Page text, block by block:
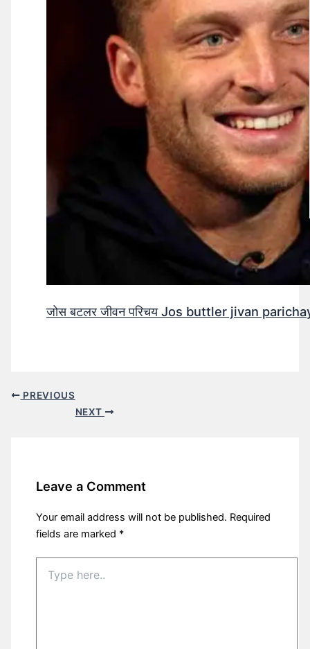
जोस बटलर जीवन परिचय Jos buttler jivan
PREVIOUS
NEXT
Leave a Comment
Your email address will not be published. Required
fields are marked *
here..